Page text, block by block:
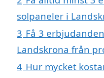
solpaneler i
3 Få 3
Landskrona från
4 Hur mycket